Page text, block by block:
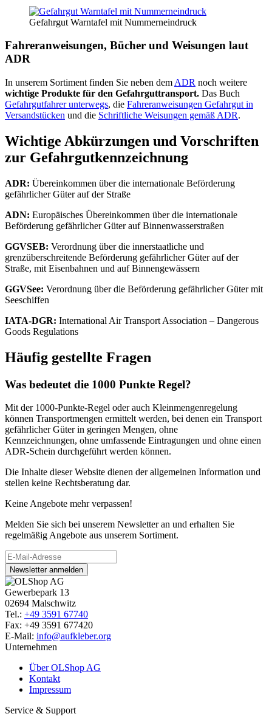
Gefahrgut Warntafel mit Nummerneindruck
Fahreranweisungen, Bücher und Weisungen laut
ADR
In unserem Sortiment finden Sie neben dem ADR noch weitere
wichtige Produkte für den Gefahrguttransport. Das Buch
Gefahrgutfahrer unterwegs, die Fahreranweisungen Gefahrgut in
Versandstücken und die Schriftliche Weisungen gemäß ADR.
Wichtige Abkürzungen und Vorschriften
zur Gefahrgutkennzeichnung
ADR: Übereinkommen über die internationale Beförderung
gefährlicher Güter auf der Straße
ADN: Europäisches Übereinkommen über die internationale
Beförderung gefährlicher Güter auf Binnenwasserstraßen
GGVSEB: Verordnung über die innerstaatliche und
grenzüberschreitende Beförderung gefährlicher Güter auf der
Straße, mit Eisenbahnen und auf Binnengewässern
GGVSee: Verordnung über die Beförderung gefährlicher Güter mit
Seeschiffen
IATA-DGR: International Air Transport Association – Dangerous
Goods Regulations
Häufig gestellte Fragen
Was bedeutet die 1000 Punkte Regel?
Mit der 1000-Punkte-Regel oder auch Kleinmengenregelung
können Transportmengen ermittelt werden, bei denen ein Transport
gefährlicher Güter in geringen Mengen, ohne
Kennzeichnungen, ohne umfassende Eintragungen und ohne einen
ADR-Schein durchgeführt werden können.
Die Inhalte dieser Website dienen der allgemeinen Information und
stellen keine Rechtsberatung dar.
Keine Angebote mehr verpassen!
Melden Sie sich bei unserem Newsletter an und erhalten Sie
regelmäßig Angebote aus unserem Sortiment.
Newsletter anmelden
Gewerbepark 13
02694 Malschwitz
Tel.: +49 3591 67740
Fax: +49 3591 677420
E-Mail: info@aufkleber.org
Unternehmen
Über OLShop AG
Kontakt
Impressum
Service & Support